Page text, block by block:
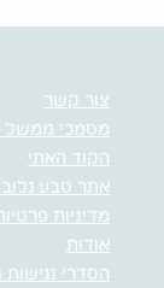
צור קשר
מסמכי ממשל
הקוד האתי
אתר טבע
מדיניות
אודות
הסדרי נגישות